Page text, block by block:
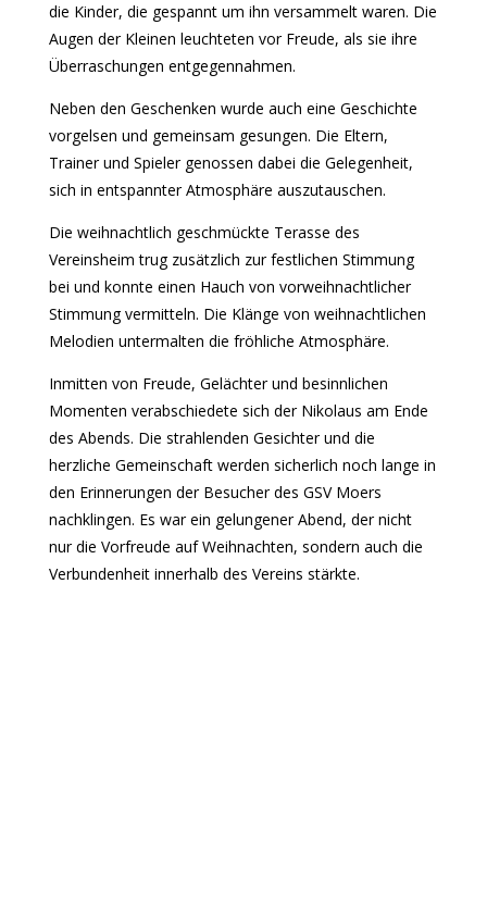
die Kinder, die gespannt um ihn versammelt waren. Die
Augen der Kleinen leuchteten vor Freude, als sie ihre
Überraschungen entgegennahmen.
Neben den Geschenken wurde auch eine Geschichte
vorgelsen und gemeinsam gesungen. Die Eltern,
Trainer und Spieler genossen dabei die Gelegenheit,
sich in entspannter Atmosphäre auszutauschen.
Die weihnachtlich geschmückte Terasse des
Vereinsheim trug zusätzlich zur festlichen Stimmung
bei und konnte einen Hauch von vorweihnachtlicher
Stimmung vermitteln. Die Klänge von weihnachtlichen
Melodien untermalten die fröhliche Atmosphäre.
Inmitten von Freude, Gelächter und besinnlichen
Momenten verabschiedete sich der Nikolaus am Ende
des Abends. Die strahlenden Gesichter und die
herzliche Gemeinschaft werden sicherlich noch lange in
den Erinnerungen der Besucher des GSV Moers
nachklingen. Es war ein gelungener Abend, der nicht
nur die Vorfreude auf Weihnachten, sondern auch die
Verbundenheit innerhalb des Vereins stärkte.